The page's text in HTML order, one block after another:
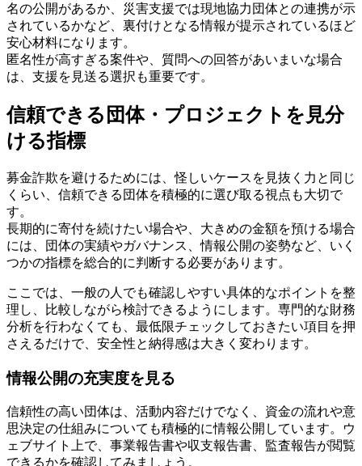
名の公開があるか、災害支援では現地協力団体との連携が示
されているかなど、裏付けとなる情報が提示されているほど
安心材料になります。
匿名性が高すぎる案件や、質問への回答があいまいな場合
は、支援を見送る選択も重要です。
信頼できる団体・プロジェクトを見分
ける指標
募金詐欺を避けるためには、怪しいケースを見抜く力と同じ
くらい、信頼できる団体を積極的に選び取る視点も大切で
す。
長期的に寄付を続けたい場合や、大きめの金額を預ける場合
には、団体の実績やガバナンス、情報公開の姿勢など、いく
つかの指標を総合的に判断する必要があります。
ここでは、一般の人でも確認しやすい具体的なポイントを整
理し、比較しながら検討できるようにします。専門的な財務
分析を行わなくても、最低限チェックしておきたい項目を押
さえるだけで、安全性と納得感は大きく変わります。
情報公開の充実度を見る
信頼性の高い団体は、活動内容だけでなく、資金の流れや意
思決定の仕組みについても積極的に情報公開しています。ウ
ェブサイト上で、事業報告書や収支報告書、監査報告が閲覧
できるかを確認してみましょう。